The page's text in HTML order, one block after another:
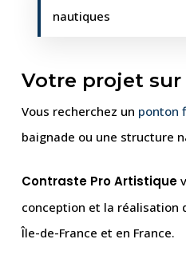
nautiques
Votre projet sur
Vous recherchez un ponton
baignade ou une structure
Contraste Pro Artistique
conception et la réalisation
Île-de-France et en France.